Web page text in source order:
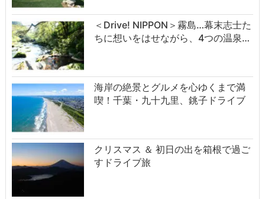
＜Drive! NIPPON＞霧島…幕末志士た
ちに想いをはせながら、4つの温泉…
海岸の絶景とグルメを心ゆくまで満
喫！千葉・九十九里、銚子ドライブ
クリスマス ＆ 初日の出を箱根で過ご
すドライブ旅